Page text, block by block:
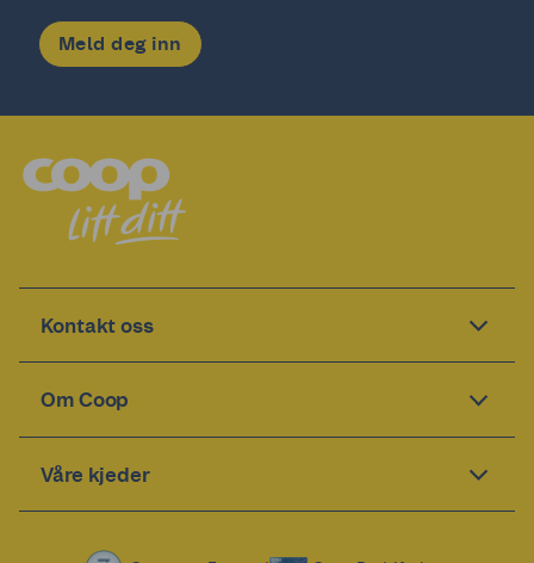
Meld deg inn
Kontakt oss
Om Coop
Våre kjeder